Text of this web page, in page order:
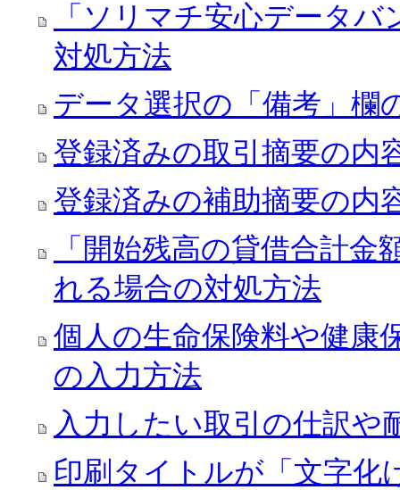
「ソリマチ安心データ
対処方法
データ選択の「備考」欄
登録済みの取引摘要の内
登録済みの補助摘要の内
「開始残高の貸借合計
れる場合の対処方法
個人の生命保険料や健康
の入力方法
入力したい取引の仕訳や
印刷タイトルが「文字化